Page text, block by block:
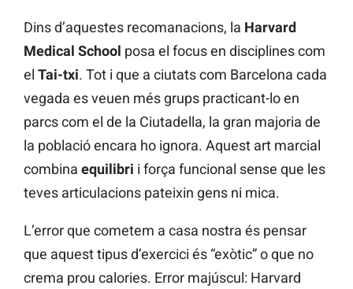
Dins d’aquestes recomanacions, la Harvard
Medical School posa el focus en disciplines com
el Tai-txi. Tot i que a ciutats com Barcelona cada
vegada es veuen més grups practicant-lo en
parcs com el de la Ciutadella, la gran majoria de
la població encara ho ignora. Aquest art marcial
combina equilibri i força funcional sense que les
teves articulacions pateixin gens ni mica.
L’error que cometem a casa nostra és pensar
que aquest tipus d’exercici és “exòtic” o que no
crema prou calories. Error majúscul: Harvard